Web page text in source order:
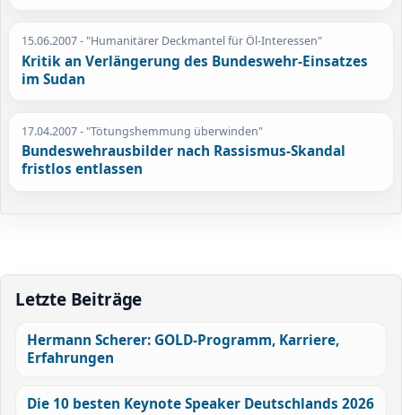
15.06.2007- "Humanitärer Deckmantel für Öl-Interessen"
Kritik an Verlängerung des Bundeswehr-Einsatzes
im Sudan
17.04.2007- "Tötungshemmung überwinden"
Bundeswehrausbilder nach Rassismus-Skandal
fristlos entlassen
Letzte Beiträge
Hermann Scherer: GOLD-Programm, Karriere,
Erfahrungen
Die 10 besten Keynote Speaker Deutschlands 2026